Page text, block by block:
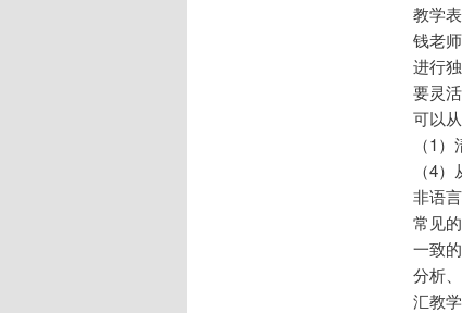
教学
钱老
进行
要灵
可以
（1
（4
非语
常见
一致
分析
汇教